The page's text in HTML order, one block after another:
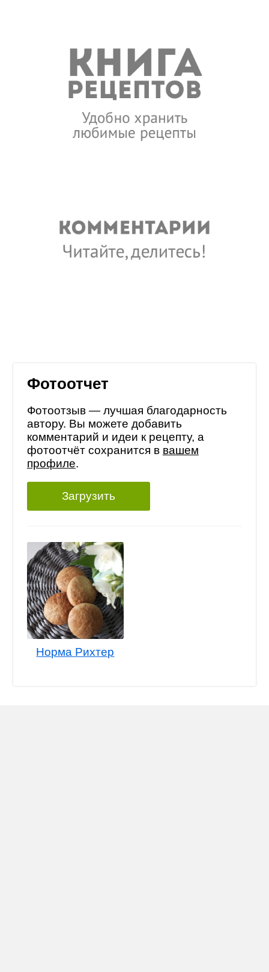
Фотоотчет
Фотоотзыв — лучшая благодарность
автору. Вы можете добавить
комментарий и идеи к рецепту, а
фотоотчёт сохранится в вашем
профиле.
Загрузить
Норма Рихтер